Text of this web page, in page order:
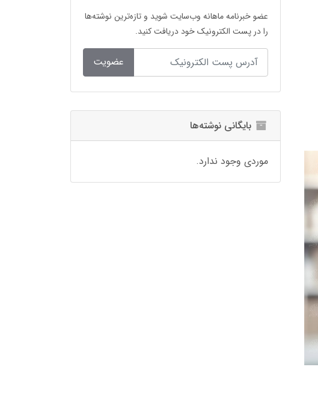
عضو خبرنامه ماهانه وب‌سایت شوید و تازه‌ترین نوشته‌ها
را در پست الکترونیک خود دریافت کنید.
عضویت
بایگانی نوشته‌ها
موردی وجود ندارد.